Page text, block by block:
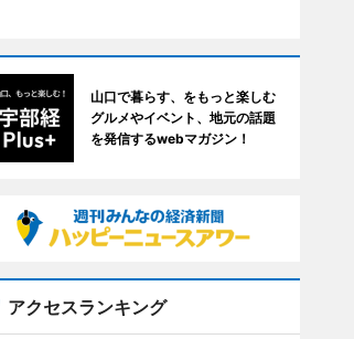
山口で暮らす、をもっと楽しむ
グルメやイベント、地元の話題
を発信するwebマガジン！
アクセスランキング